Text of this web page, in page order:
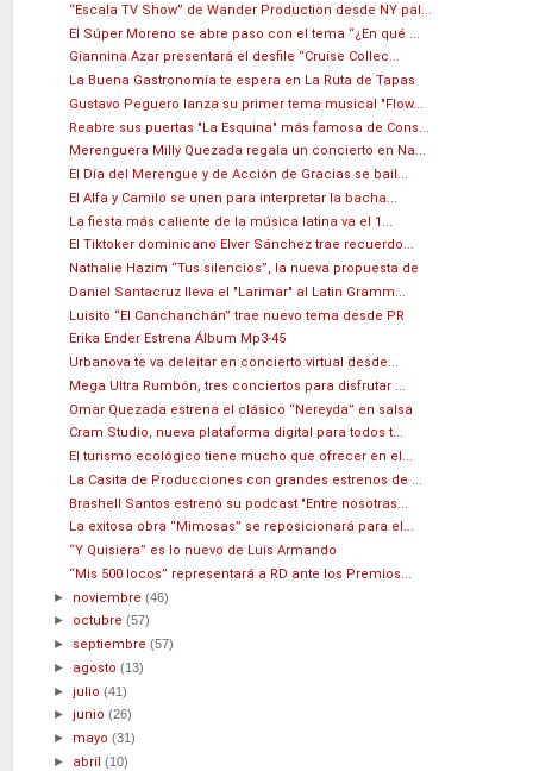
“Escala TV Show” de Wander Production desde NY pal...
El Súper Moreno se abre paso con el tema “¿En qué ...
Giannina Azar presentará el desfile “Cruise Collec...
La Buena Gastronomía te espera en La Ruta de Tapas
Gustavo Peguero lanza su primer tema musical "Flow...
Reabre sus puertas "La Esquina" más famosa de Cons...
Merenguera Milly Quezada regala un concierto en Na...
El Día del Merengue y de Acción de Gracias se bail...
El Alfa y Camilo se unen para interpretar la bacha...
La fiesta más caliente de la música latina va el 1...
El Tiktoker dominicano Elver Sánchez trae recuerdo...
Nathalie Hazim “Tus silencios”, la nueva propuesta de
Daniel Santacruz lleva el "Larimar" al Latin Gramm...
Luisito “El Canchanchán” trae nuevo tema desde PR
Erika Ender Estrena Álbum Mp3-45
Urbanova te va deleitar en concierto virtual desde...
Mega Ultra Rumbón, tres conciertos para disfrutar ...
Omar Quezada estrena el clásico “Nereyda” en salsa
Cram Studio, nueva plataforma digital para todos t...
El turismo ecológico tiene mucho que ofrecer en el...
La Casita de Producciones con grandes estrenos de ...
Brashell Santos estrenó su podcast "Entre nosotras...
La exitosa obra “Mimosas” se reposicionará para el...
“Y Quisiera” es lo nuevo de Luis Armando
“Mis 500 locos” representará a RD ante los Premios...
► noviembre(46)
► octubre(57)
► septiembre(57)
► agosto(13)
►julio(41)
►junio(26)
► mayo(31)
► abril(10)